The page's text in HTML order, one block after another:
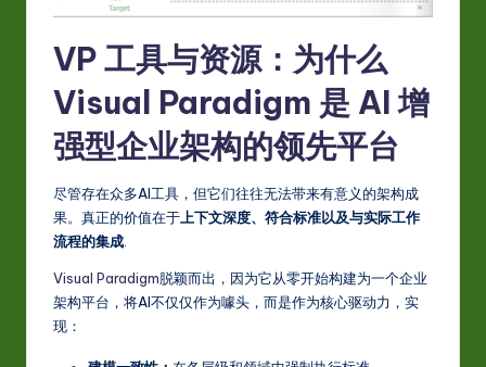
VP 工具与资源：为什么
Visual Paradigm 是 AI 增
强型企业架构的领先平台
尽管存在众多AI工具，但它们往往无法带来有意义的架构成
果。真正的价值在于 上下文深度、符合标准以及与实际工作
流程的集成
Visual Paradigm脱颖而出，因为它从零开始构建为一个企业
架构平台，将AI不仅仅作为噱头，而是作为核心驱动力，实
现：